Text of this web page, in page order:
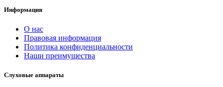
Информация
О нас
Правовая информация
Политика конфиденциальности
Наши преимущества
Слуховые аппараты